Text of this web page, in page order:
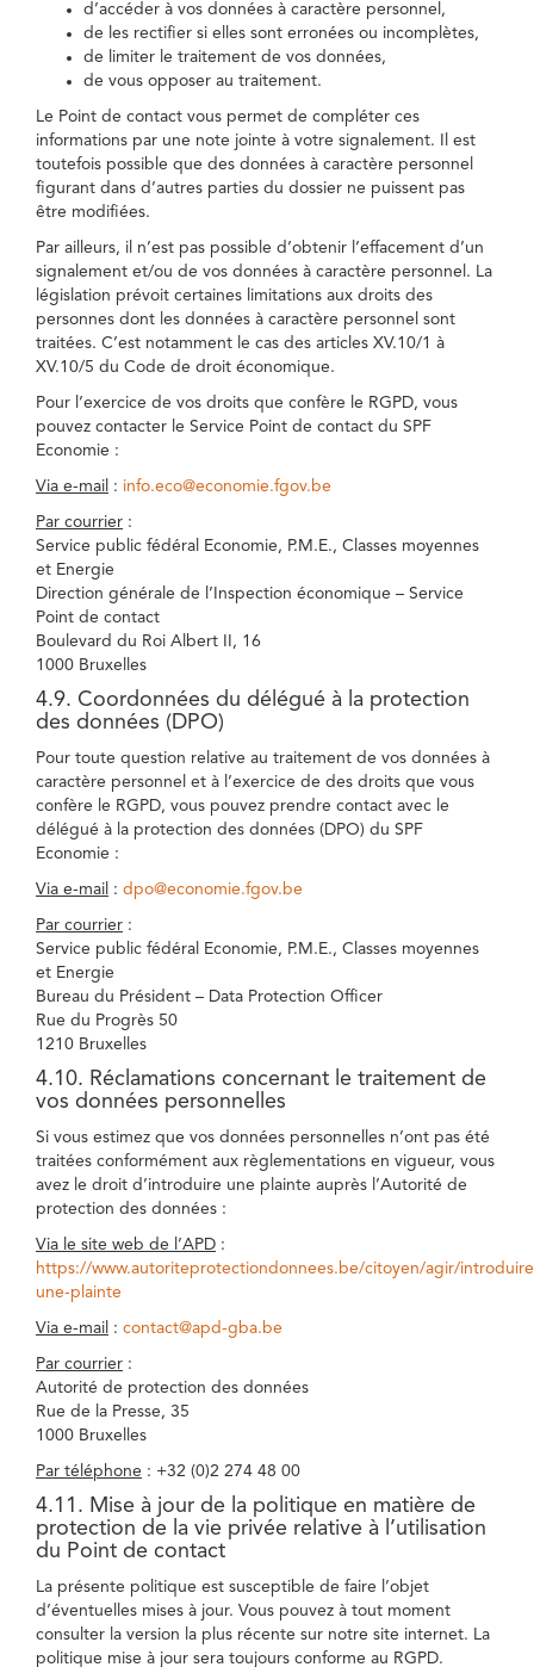
d’accéder à vos données à caractère personnel,
de les rectifier si elles sont erronées ou incomplètes,
de limiter le traitement de vos données,
de vous opposer au traitement.
Le Point de contact vous permet de compléter ces
informations par une note jointe à votre signalement. Il est
toutefois possible que des données à caractère personnel
figurant dans d’autres parties du dossier ne puissent pas
être modifiées.
Par ailleurs, il n’est pas possible d’obtenir l’effacement d’un
signalement et/ou de vos données à caractère personnel. La
législation prévoit certaines limitations aux droits des
personnes dont les données à caractère personnel sont
traitées. C’est notamment le cas des articles XV.10/1 à
XV.10/5 du Code de droit économique.
Pour l’exercice de vos droits que confère le RGPD, vous
pouvez contacter le Service Point de contact du SPF
Economie :
Via e-mail : info.eco@economie.fgov.be
Par courrier :
Service public fédéral Economie, P.M.E., Classes moyennes
et Energie
Direction générale de l’Inspection économique – Service
Point de contact
Boulevard du Roi Albert II, 16
1000 Bruxelles
4.9. Coordonnées du délégué à la protection
des données (DPO)
Pour toute question relative au traitement de vos données à
caractère personnel et à l’exercice de des droits que vous
confère le RGPD, vous pouvez prendre contact avec le
délégué à la protection des données (DPO) du SPF
Economie :
Via e-mail : dpo@economie.fgov.be
Par courrier :
Service public fédéral Economie, P.M.E., Classes moyennes
et Energie
Bureau du Président – Data Protection Officer
Rue du Progrès 50
1210 Bruxelles
4.10. Réclamations concernant le traitement de
vos données personnelles
Si vous estimez que vos données personnelles n’ont pas été
traitées conformément aux règlementations en vigueur, vous
avez le droit d’introduire une plainte auprès l’Autorité de
protection des données :
Via le site web de l’APD :
https://www.autoriteprotectiondonnees.be/citoyen/agir/
une-plainte
Via e-mail : contact@apd-gba.be
Par courrier :
Autorité de protection des données
Rue de la Presse, 35
1000 Bruxelles
Par téléphone : +32 (0)2 274 48 00
4.11. Mise à jour de la politique en matière de
protection de la vie privée relative à l’utilisation
du Point de contact
La présente politique est susceptible de faire l’objet
d’éventuelles mises à jour. Vous pouvez à tout moment
consulter la version la plus récente sur notre site internet. La
politique mise à jour sera toujours conforme au RGPD.